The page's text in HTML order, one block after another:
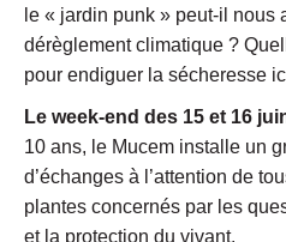
le « jardin punk » peut-il nous
dérèglement climatique ?
pour endiguer la sécheresse
Le week-end des 15 et 16
10 ans, le Mucem installe un
d’échanges à l’attention de
plantes concernés par les
et la protection du vivant.